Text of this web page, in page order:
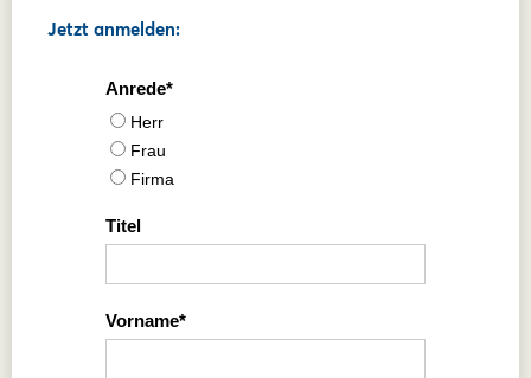
Jetzt anmelden:
Anrede
Herr
Frau
Firma
Titel
Vorname